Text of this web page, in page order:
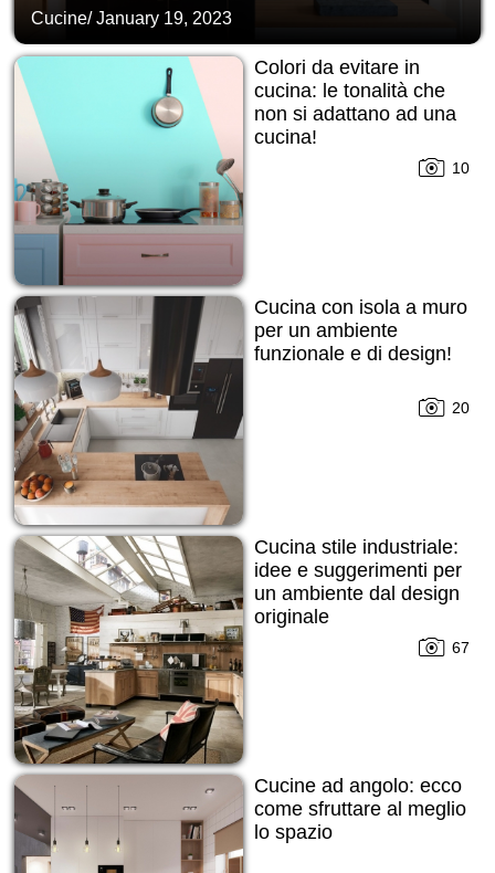
Cucine/January 19, 2023
Colori da evitare in
cucina: le tonalità che
non si adattano ad una
cucina!
10
Cucina con isola a muro
per un ambiente
funzionale e di design!
20
Cucina stile industriale:
idee e suggerimenti per
un ambiente dal design
originale
67
Cucine ad angolo: ecco
come sfruttare al meglio
lo spazio